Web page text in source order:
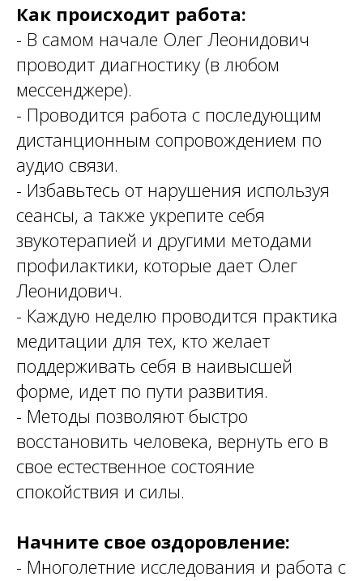
Как происходит работа:
- В самом начале Олег Леонидович
проводит диагностику (в любом
мессенджере).
- Проводится работа с последующим
дистанционным сопровождением по
аудио связи.
- Избавьтесь от нарушения используя
сеансы, а также укрепите себя
звукотерапией и другими методами
профилактики, которые дает Олег
Леонидович.
- Каждую неделю проводится практика
медитации для тех, кто желает
поддерживать себя в наивысшей
форме, идет по пути развития.
- Методы позволяют быстро
восстановить человека, вернуть его в
свое естественное состояние
спокойствия и силы.
Начните свое оздоровление:
- Многолетние исследования и работа с